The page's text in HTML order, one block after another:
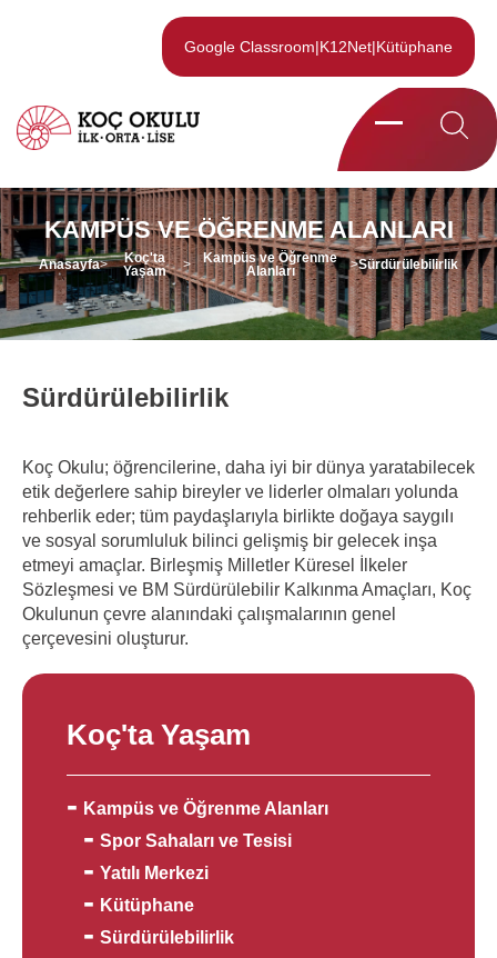
Google Classroom|K12Net|Kütüphane
KAMPÜS VE ÖĞRENME ALANLARI
Anasayfa>
Koç'ta
Yaşam
>
Kampüs ve Öğrenme
Alanları
>Sürdürülebilirlik
Sürdürülebilirlik
Koç Okulu; öğrencilerine, daha iyi bir dünya yaratabilecek
etik değerlere sahip bireyler ve liderler olmaları yolunda
rehberlik eder; tüm paydaşlarıyla birlikte doğaya saygılı
ve sosyal sorumluluk bilinci gelişmiş bir gelecek inşa
etmeyi amaçlar. Birleşmiş Milletler Küresel İlkeler
Sözleşmesi ve BM Sürdürülebilir Kalkınma Amaçları, Koç
Okulunun çevre alanındaki çalışmalarının genel
çerçevesini oluşturur.
Koç'ta Yaşam
Kampüs ve Öğrenme Alanları
Spor Sahaları ve Tesisi
Yatılı Merkezi
Kütüphane
Sürdürülebilirlik